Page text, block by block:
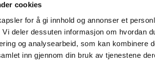
cookies
for å gi innhold og annonser et
deler dessuten informasjon om hvordan
og analysearbeid, som kan kombinere
inn gjennom din bruk av tjenestene